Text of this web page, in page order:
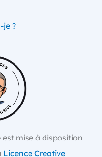
je ?
mise à disposition
Licence Creative